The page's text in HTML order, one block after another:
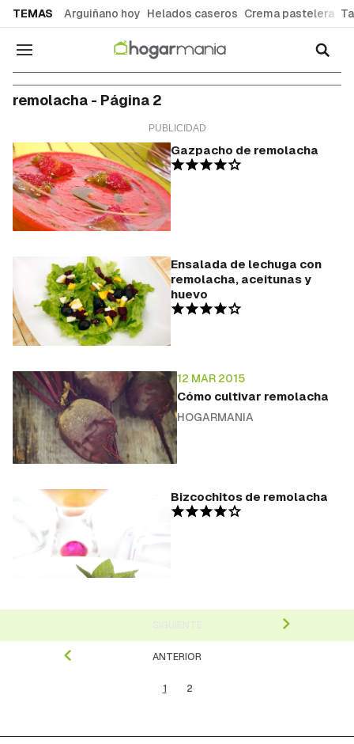
TEMAS Arguiñano hoy Helados caseros Crema pastelera
Navegación
remolacha - Página 2
Gazpacho de remolacha
Ensalada de lechuga con
remolacha, aceitunas y
huevo
12 MAR 2015
Cómo cultivar remolacha
HOGARMANIA
Bizcochitos de remolacha
ANTERIOR
1 2